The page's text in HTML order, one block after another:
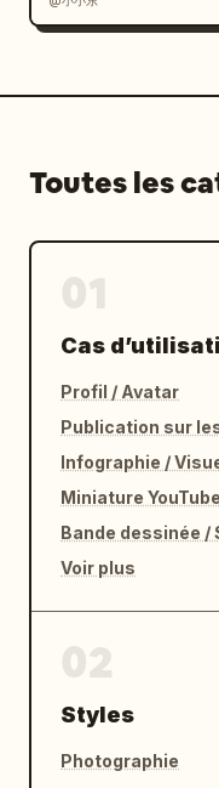
Toutes les
Cas
Profil / Avatar
Publication sur
Infographie /
Miniature YouTube
Bande dessinée /
Voir plus
Styles
Photographie